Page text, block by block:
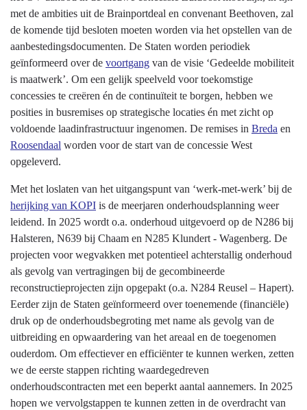
met de ambities uit de Brainportdeal en convenant Beethoven, zal
de komende tijd besloten moeten worden via het opstellen van de
aanbestedingsdocumenten. De Staten worden periodiek
geïnformeerd over de voortgang van de visie ‘Gedeelde mobiliteit
is maatwerk’. Om een gelijk speelveld voor toekomstige
concessies te creëren én de continuïteit te borgen, hebben we
posities in busremises op strategische locaties én met zicht op
voldoende laadinfrastructuur ingenomen. De remises in Breda en
Roosendaal worden voor de start van de concessie West
opgeleverd.
Met het loslaten van het uitgangspunt van ‘werk-met-werk’ bij de
herijking van KOPI is de meerjaren onderhoudsplanning weer
leidend. In 2025 wordt o.a. onderhoud uitgevoerd op de N286 bij
Halsteren, N639 bij Chaam en N285 Klundert - Wagenberg. De
projecten voor wegvakken met potentieel achterstallig onderhoud
als gevolg van vertragingen bij de gecombineerde
reconstructieprojecten zijn opgepakt (o.a. N284 Reusel – Hapert).
Eerder zijn de Staten geïnformeerd over toenemende (financiële)
druk op de onderhoudsbegroting met name als gevolg van de
uitbreiding en opwaardering van het areaal en de toegenomen
ouderdom. Om effectiever en efficiënter te kunnen werken, zetten
we de eerste stappen richting waardegedreven
onderhoudscontracten met een beperkt aantal aannemers. In 2025
hopen we vervolgstappen te kunnen zetten in de overdracht van